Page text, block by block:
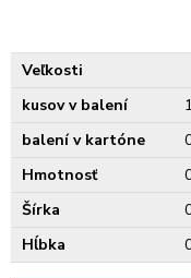
Veľkosti
kusov v balení
balení v kartóne
Hmotnosť
Šírka
Hĺbka